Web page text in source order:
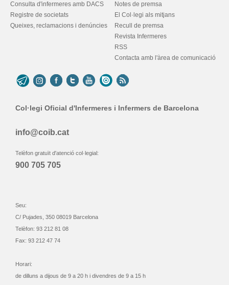
Consulta d'infermeres amb DACS
Registre de societats
Queixes, reclamacions i denúncies
Notes de premsa
El Col·legi als mitjans
Recull de premsa
Revista Infermeres
RSS
Contacta amb l'àrea de comunicació
Col·legi Oficial d'Infermeres i Infermers de Barcelona
info@coib.cat
Telèfon gratuït d'atenció col·legial:
900 705 705
Seu:
C/ Pujades, 350 08019 Barcelona
Telèfon: 93 212 81 08
Fax: 93 212 47 74
Horari:
de dilluns a dijous de 9 a 20 h i divendres de 9 a 15 h